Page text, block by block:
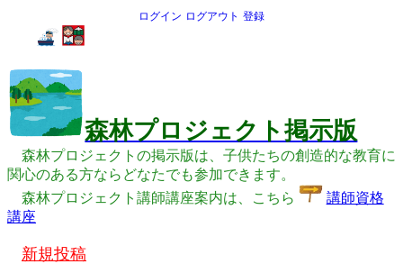
ログイン ログアウト 登録
森林プロジェクト掲示版
森林プロジェクトの掲示版は、子供たちの創造的な教育に
関心のある方ならどなたでも参加できます。
森林プロジェクト講師講座案内は、こちら
講師資格
講座
新規投稿